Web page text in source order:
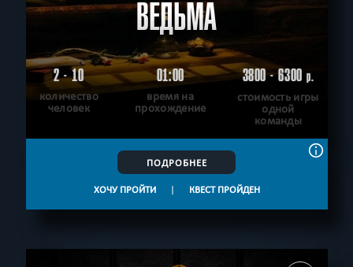
ВЕДЬМА
2 - 10
количество
человек
01:00
время на
прохождение
3800 - 6300р.
стоимость игры
одной
команды
ПОДРОБНЕЕ
ХОЧУ ПРОЙТИ | КВЕСТ ПРОЙДЕН